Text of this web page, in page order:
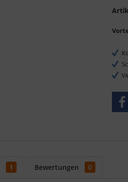
1 Bewertungen 0